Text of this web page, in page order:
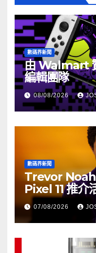
數碼界新聞
由 Walmart
編輯團隊
08/08/2026
數碼界新聞
Trevor
Pixel 11 推介
07/08/2026